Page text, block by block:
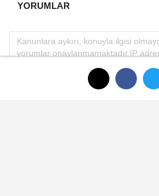
YORUMLAR